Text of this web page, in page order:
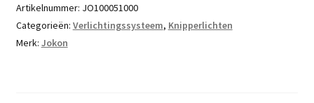
Artikelnummer: JO100051000
Categorieën: Verlichtingssysteem, Knipperlichten
Merk: Jokon